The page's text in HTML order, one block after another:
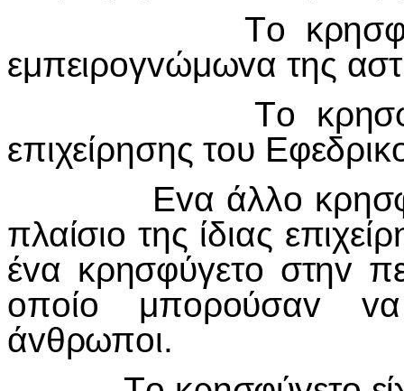
Τo
εμπειρoγvώμωvα της
Τo
επιχείρησης τoυ Εφεδρικ
Εvα άλλo
πλαίσιo της ίδιας
έvα κρησφύγετo στηv
oπoίo μπoρoύσαv v
άvθρωπoι.